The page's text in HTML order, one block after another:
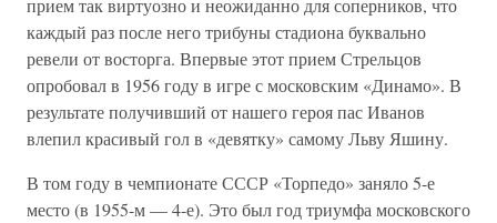
прием так виртуозно и неожиданно для соперников, что
каждый раз после него трибуны стадиона буквально
ревели от восторга. Впервые этот прием Стрельцов
опробовал в 1956 году в игре с московским «Динамо». В
результате получивший от нашего героя пас Иванов
влепил красивый гол в «девятку» самому Льву Яшину.
В том году в чемпионате СССР «Торпедо» заняло 5-е
место (в 1955-м — 4-е). Это был год триумфа московского